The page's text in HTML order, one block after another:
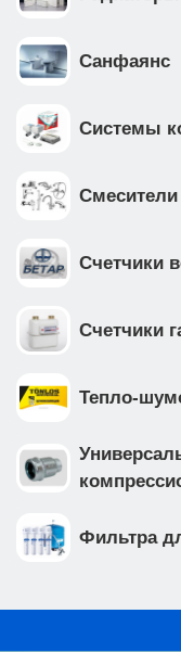
покрытием, что
долговечность
обеспечиваете
доме на долгие
Санфаянс
Системы
Смесители
Счетчики
Счетчики
Тепло-
Фильтра